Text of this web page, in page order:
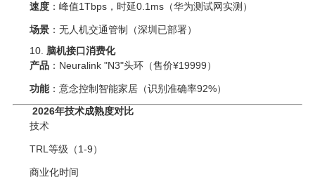
速度‌：峰值1Tbps，时延0.1ms（华为测试网实测）
场景‌：无人机交通管制（深圳已部署）
10. ‌ 脑机接口消费化
产品‌：Neuralink "N3"头环（售价¥19999）
功能‌：意念控制智能家居（识别准确率92%）
2026年技术成熟度对比
技术
TRL等级（1-9）
商业化时间